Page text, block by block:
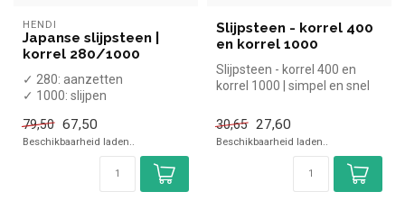
HENDI
Japanse slijpsteen |
korrel 280/1000
✓ 280: aanzetten
✓ 1000: slijpen
180 mm, hoogte 40 mm
79,50 67,50
Beschikbaarheid laden..
Slijpsteen - korrel 400
en korrel 1000
Slijpsteen - korrel 400 en
korrel 1000 | simpel en snel
30,65 27,60
Beschikbaarheid laden..